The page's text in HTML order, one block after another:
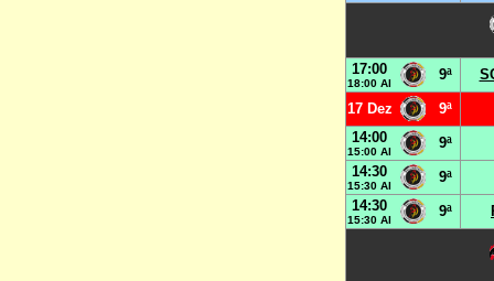
17:00
18:00 Al
9ª
17 Dez
9ª
14:00
15:00 Al
9ª
14:30
15:30 Al
9ª
14:30
15:30 Al
9ª